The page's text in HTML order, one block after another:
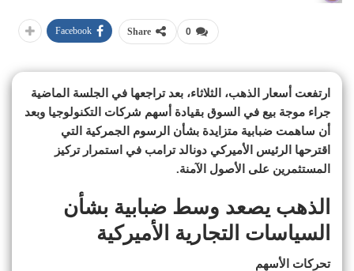
0
Share
Facebook
ارتفعت أسعار الذهب، الثلاثاء، بعد تراجعها في الجلسة الماضية
جراء موجة بيع في السوق بقيادة أسهم شركات التكنولوجيا وبعد
أن ساهمت ضبابية متزايدة بشأن الرسوم الجمركية التي
اقترحها الرئيس الأميركي دونالد ترامب في استمرار تركيز
المستثمرين على الأصول الآمنة.
الذهب يصعد وسط ضبابية بشأن
السياسات التجارية الأميركية
تحركات الأسهم